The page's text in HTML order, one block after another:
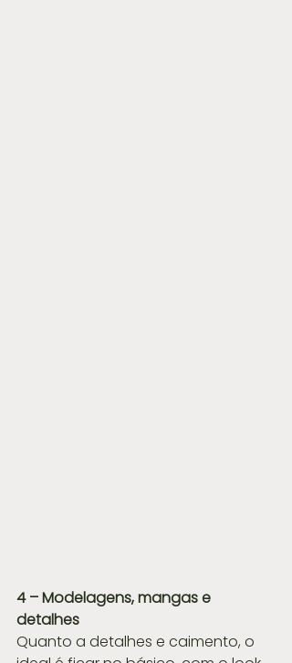
4 – Modelagens, mangas e
detalhes
Quanto a detalhes e caimento, o